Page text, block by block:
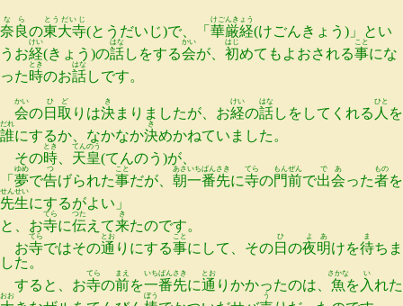
奈良
なら
の東大寺
とうだいじ
(とうだいじ)で、「 華厳経
けごんきょう
(けごんきょう)」とい
うお経
けい
(きょう)の話
はな
しをする会
かい
が、 初
はじ
めてもよおされる事
こと
にな
った時
とき
のお話
はな
しです。
会
かい
の日取
ひど
りは決
き
まりましたが、お経
けい
の話
はな
しをしてくれる 人
ひと
を
誰
だれ
にするか、なかなか決
き
めかねていました。
その時
とき
天皇
てんのう
(てんのう)が、
「 夢
ゆめ
で告
つ
げられた事
こと
だが、 朝
あさ
一
いち
番
ばん
先
さき
に寺
てら
の門前
もんぜん
で出会
であ
った者
もの
を
先生
せんせい
にするがよい」
と、お寺
てら
に伝
つた
えて来
き
たのです。
お寺
てら
ではその通
とお
りにする事
こと
にして、その日
ひ
の夜明
よあ
けを待
ま
ちま
した。
すると、お寺
てら
の前
まえ
を一番
いちばん
先
さき
に通
とお
りかかったのは、 魚
さかな
を 入
い
れた
おお ぼう う